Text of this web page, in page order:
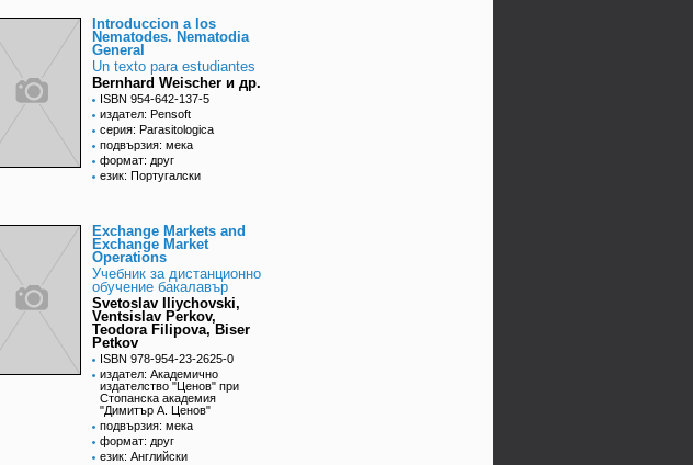
Introduccion a los
Nematodes. Nematodia
General
Un texto para estudiantes
Bernhard Weischer и др.
ISBN 954-642-137-5
издател: Pensoft
серия: Parasitologica
подвързия: мека
формат: друг
език: Португалски
Exchange Markets and
Exchange Market
Operations
Учебник за дистанционно
обучение бакалавър
Svetoslav Iliychovski,
Ventsislav Perkov,
Teodora Filipova, Biser
Petkov
ISBN 978-954-23-2625-0
издател: Академично
издателство "Ценов" при
Стопанска академия
"Димитър А. Ценов"
подвързия: мека
формат: друг
език: Английски